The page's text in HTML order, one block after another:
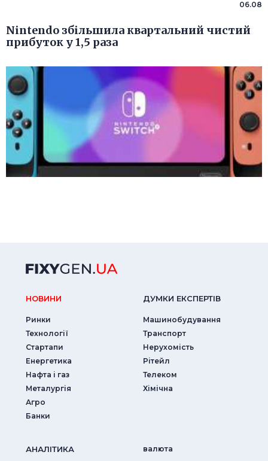
06.08
Nintendo збільшила квартальний чистий
прибуток у 1,5 раза
НОВИНИ
Ринки
Технології
Стартапи
Енергетика
Нафта і газ
Металургія
Агро
Банки
ДУМКИ ЕКСПЕРТIВ
Машинобудування
Транспорт
Нерухомість
Рітейл
Телеком
Хімічна
АНАЛIТИКА
валюта